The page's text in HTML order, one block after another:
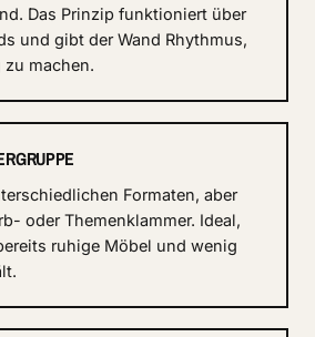
Das Prinzip funktioniert über
und gibt der Wand Rhythmus,
machen.
Formaten, aber
oder Themenklammer. Ideal,
ruhige Möbel und wenig